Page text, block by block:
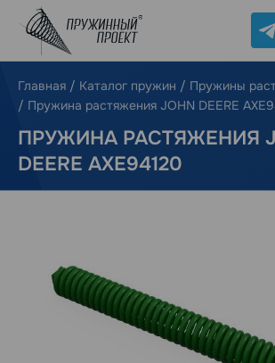
Главная / Каталог пружин / Пружины
/ Пружина растяжения JOHN DEERE
ПРУЖИНА РАСТЯЖЕНИЯ
DEERE AXE94120